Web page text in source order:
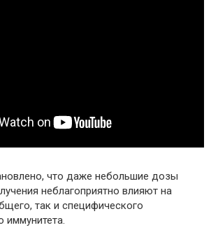
что даже небольшие дозы
неблагоприятно влияют на
так и специфического
иммунитета.